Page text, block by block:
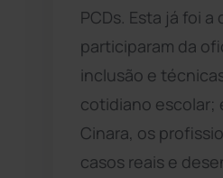
PCDs. Esta já foi
participaram da
inclusão e
cotidiano escolar;
Cinara, os
casos reais e